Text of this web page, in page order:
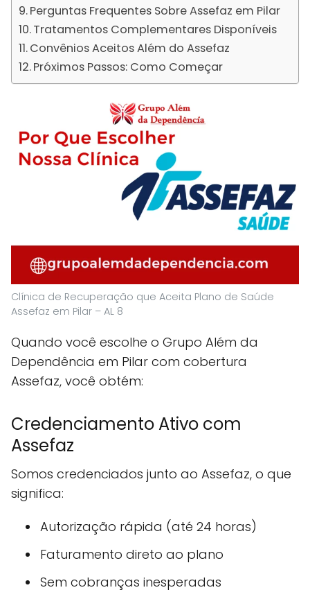
Perguntas Frequentes Sobre Assefaz em Pilar
Tratamentos Complementares Disponíveis
Convênios Aceitos Além do Assefaz
Próximos Passos: Como Começar
Clínica de Recuperação que Aceita Plano de Saúde
Assefaz em Pilar – AL 8
Quando você escolhe o Grupo Além da
Dependência em Pilar com cobertura
Assefaz, você obtém:
Credenciamento Ativo com
Assefaz
Somos credenciados junto ao Assefaz, o que
significa:
Autorização rápida (até 24 horas)
Faturamento direto ao plano
Sem cobranças inesperadas